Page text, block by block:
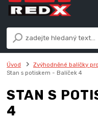
Úvod Zvýhodněné balíčky
Stan s potiskem - Balíček 4
STAN S
4